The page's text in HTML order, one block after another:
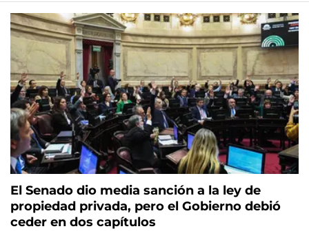
El Senado dio media sanción a la ley de
propiedad privada, pero el Gobierno debió
ceder en dos capítulos